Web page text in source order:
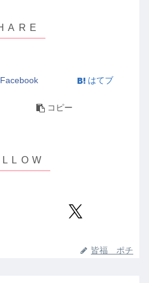
Facebook はてブ
コピー
皆福 ポチ